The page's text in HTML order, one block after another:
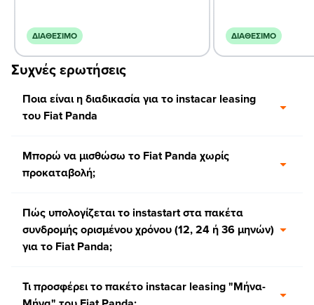
ΔΙΑΘΈΣΙΜΟ ΔΙΑΘΈΣΙΜΟ
Συχνές ερωτήσεις
Ποια είναι η διαδικασία για το instacar leasing
του Fiat Panda
Μπορώ να μισθώσω το Fiat Panda χωρίς
προκαταβολή;
Πώς υπολογίζεται το instastart στα πακέτα
συνδρομής ορισμένου χρόνου (12, 24 ή 36 μηνών)
για το Fiat Panda;
Τι προσφέρει το πακέτο instacar leasing "Μήνα-